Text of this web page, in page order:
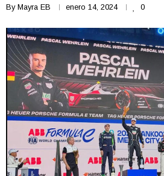
By Mayra EB enero 14, 2024 0